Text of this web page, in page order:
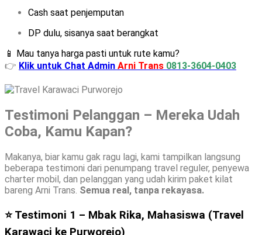
Cash saat penjemputan
DP dulu, sisanya saat berangkat
📱 Mau tanya harga pasti untuk rute kamu?
👉 Klik untuk Chat Admin Arni Trans 0813-3604-0403
Testimoni Pelanggan – Mereka Udah
Coba, Kamu Kapan?
Makanya, biar kamu gak ragu lagi, kami tampilkan langsung
beberapa testimoni dari penumpang travel reguler, penyewa
charter mobil, dan pelanggan yang udah kirim paket kilat
bareng Arni Trans. Semua real, tanpa rekayasa.
⭐ Testimoni 1 – Mbak Rika, Mahasiswa (Travel
Karawaci ke Purworejo)